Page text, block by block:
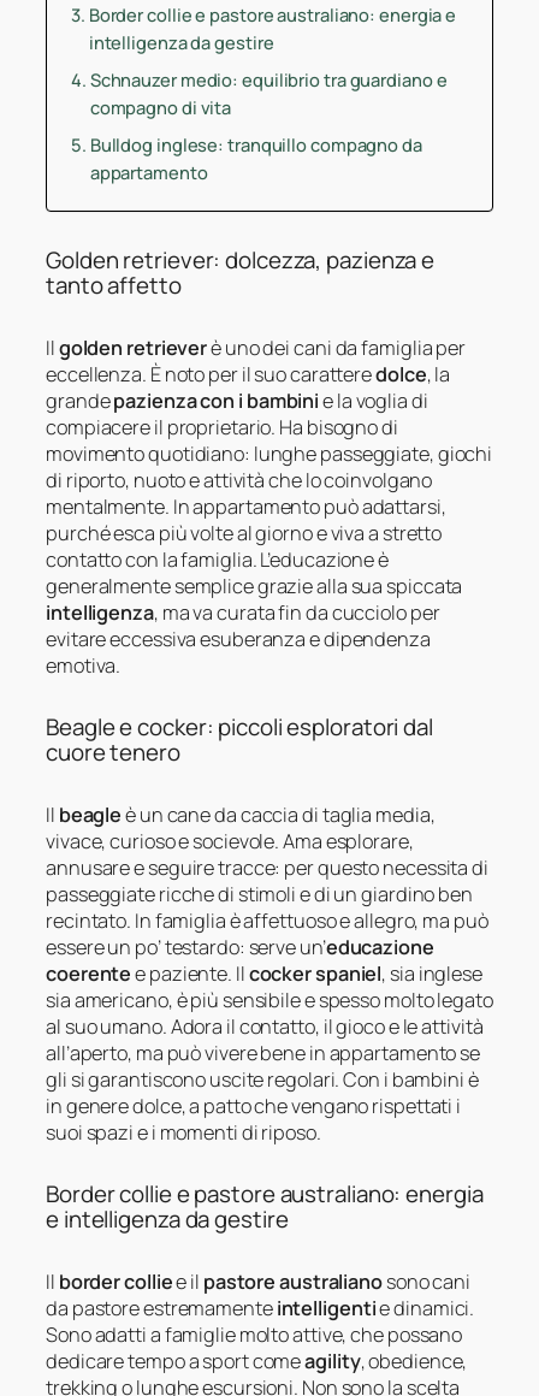
Border collie e pastore australiano: energia e
intelligenza da gestire
Schnauzer medio: equilibrio tra guardiano e
compagno di vita
Bulldog inglese: tranquillo compagno da
appartamento
Golden retriever: dolcezza, pazienza e
tanto affetto
Ilgolden retrieverè uno dei cani da famiglia per
eccellenza. È noto per il suo caratteredolce, la
grandepazienza con i bambinie la voglia di
compiacere il proprietario. Ha bisogno di
movimento quotidiano: lunghe passeggiate, giochi
di riporto, nuoto e attività che lo coinvolgano
mentalmente. In appartamento può adattarsi,
purché esca più volte al giorno e viva a stretto
contatto con la famiglia. L’educazione è
generalmente semplice grazie alla sua spiccata
intelligenza, ma va curata fin da cucciolo per
evitare eccessiva esuberanza e dipendenza
emotiva.
Beagle e cocker: piccoli esploratori dal
cuore tenero
Il beagleè un cane da caccia di taglia media,
vivace, curioso e socievole. Ama esplorare,
annusare e seguire tracce: per questo necessita di
passeggiate ricche di stimoli e di un giardino ben
recintato. In famiglia è affettuoso e allegro, ma può
essere un po’ testardo: serve un’educazione
coerentee paziente. Ilcocker spaniel, sia inglese
sia americano, è più sensibile e spesso molto legato
al suo umano. Adora il contatto, il gioco e le attività
all’aperto, ma può vivere bene in appartamento se
gli si garantiscono uscite regolari. Con i bambini è
in genere dolce, a patto che vengano rispettati i
suoi spazi e i momenti di riposo.
Border collie e pastore australiano: energia
e intelligenza da gestire
Il border colliee il pastore australianosono cani
da pastore estremamenteintelligentie dinamici.
Sono adatti a famiglie molto attive, che possano
dedicare tempo a sport comeagility, obedience,
trekking o lunghe escursioni. Non sono la scelta